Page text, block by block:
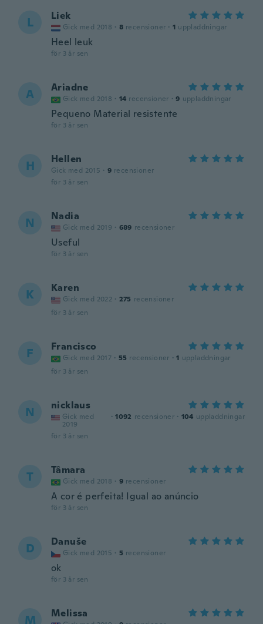
L Liek
Gick med 2018 · 8 recensioner · 1 uppladdningar
Heel leuk
för 3 år sen
A Ariadne
Gick med 2018 · 14 recensioner · 9 uppladdningar
Pequeno Material resistente
för 3 år sen
H Hellen
Gick med 2015 · 9 recensioner
för 3 år sen
N Nadia
Gick med 2019 · 689 recensioner
Useful
för 3 år sen
K Karen
Gick med 2022 · 275 recensioner
för 3 år sen
F Francisco
Gick med 2017 · 55 recensioner · 1 uppladdningar
för 3 år sen
N nicklaus
Gick med
2019
· 1092 recensioner · 104 uppladdningar
för 3 år sen
T Tâmara
Gick med 2018 · 9 recensioner
A cor é perfeita! Igual ao anúncio
för 3 år sen
D Danuše
Gick med 2015 · 5 recensioner
ok
för 3 år sen
M Melissa